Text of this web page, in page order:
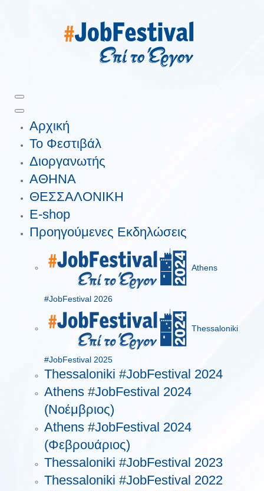
Αρχική
Το Φεστιβάλ
Διοργανωτής
ΑΘΗΝΑ
ΘΕΣΣΑΛΟΝΙΚΗ
E-shop
Προηγούμενες Εκδηλώσεις
Athens
#JobFestival 2026
Thessaloniki
#JobFestival 2025
Thessaloniki #JobFestival 2024
Athens #JobFestival 2024
(Νοέμβριος)
Athens #JobFestival 2024
(Φεβρουάριος)
Thessaloniki #JobFestival 2023
Thessaloniki #JobFestival 2022